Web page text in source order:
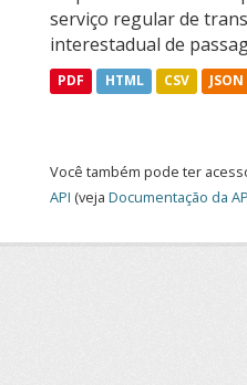
serviço regular de
interestadual de
PDF HTML CSV JSON
Você também pode ter
API (veja Documentação da